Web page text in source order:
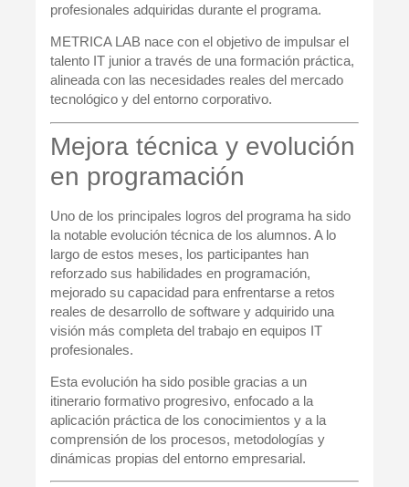
profesionales adquiridas durante el programa.
METRICA LAB nace con el objetivo de impulsar el
talento IT junior a través de una formación práctica,
alineada con las necesidades reales del mercado
tecnológico y del entorno corporativo.
Mejora técnica y evolución
en programación
Uno de los principales logros del programa ha sido
la notable evolución técnica de los alumnos. A lo
largo de estos meses, los participantes han
reforzado sus habilidades en programación,
mejorado su capacidad para enfrentarse a retos
reales de desarrollo de software y adquirido una
visión más completa del trabajo en equipos IT
profesionales.
Esta evolución ha sido posible gracias a un
itinerario formativo progresivo, enfocado a la
aplicación práctica de los conocimientos y a la
comprensión de los procesos, metodologías y
dinámicas propias del entorno empresarial.